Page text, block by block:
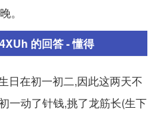
。
的回答 - 懂得
日在初一初二,因此这两天不
一动了针钱,挑了龙筋长(生下